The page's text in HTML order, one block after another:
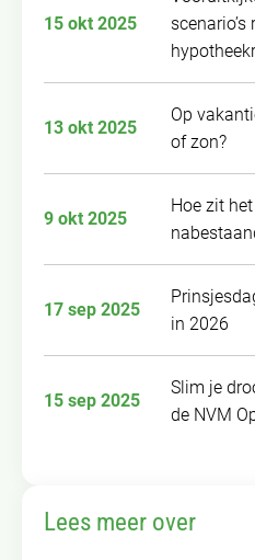
15 okt 2025
scenario’s
13 okt 2025
Op
of zon?
9 okt 2025
Hoe zit
17 sep 2025
in 2026
15 sep 2025
Slim je
de NVM
Lees meer over